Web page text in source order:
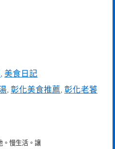
, 美食日記
, 彰化美食推薦, 彰化老饕
。慢生活。讓